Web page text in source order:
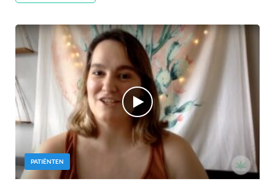
PATIËNTEN